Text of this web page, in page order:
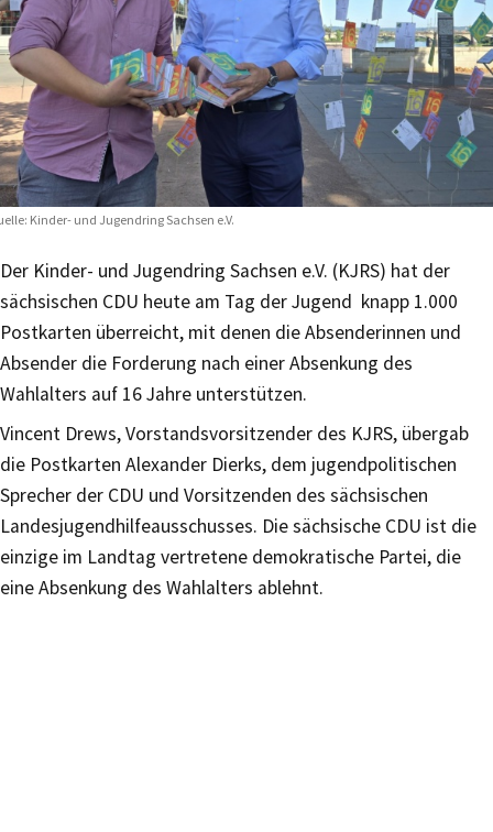
Kinder- und Jugendring Sachsen e.V.
Der Kinder- und Jugendring Sachsen e.V. (KJRS) hat der
sächsischen CDU heute am Tag der Jugend knapp 1.000
Postkarten überreicht, mit denen die Absenderinnen und
Absender die Forderung nach einer Absenkung des
Wahlalters auf 16 Jahre unterstützen.
Vincent Drews, Vorstandsvorsitzender des KJRS, übergab
die Postkarten Alexander Dierks, dem jugendpolitischen
Sprecher der CDU und Vorsitzenden des sächsischen
Landesjugendhilfeausschusses. Die sächsische CDU ist die
einzige im Landtag vertretene demokratische Partei, die
eine Absenkung des Wahlalters ablehnt.